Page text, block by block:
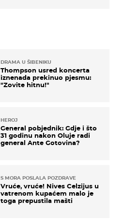
DRAMA U ŠIBENIKU
Thompson usred koncerta
iznenada prekinuo pjesmu:
"Zovite hitnu!"
HEROJ
General pobjednik: Gdje i što
31 godinu nakon Oluje radi
general Ante Gotovina?
S MORA POSLALA POZDRAVE
Vruće, vruće! Nives Celzijus u
vatrenom kupaćem malo je
toga prepustila mašti